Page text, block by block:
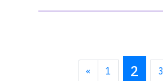
« 1 2 3